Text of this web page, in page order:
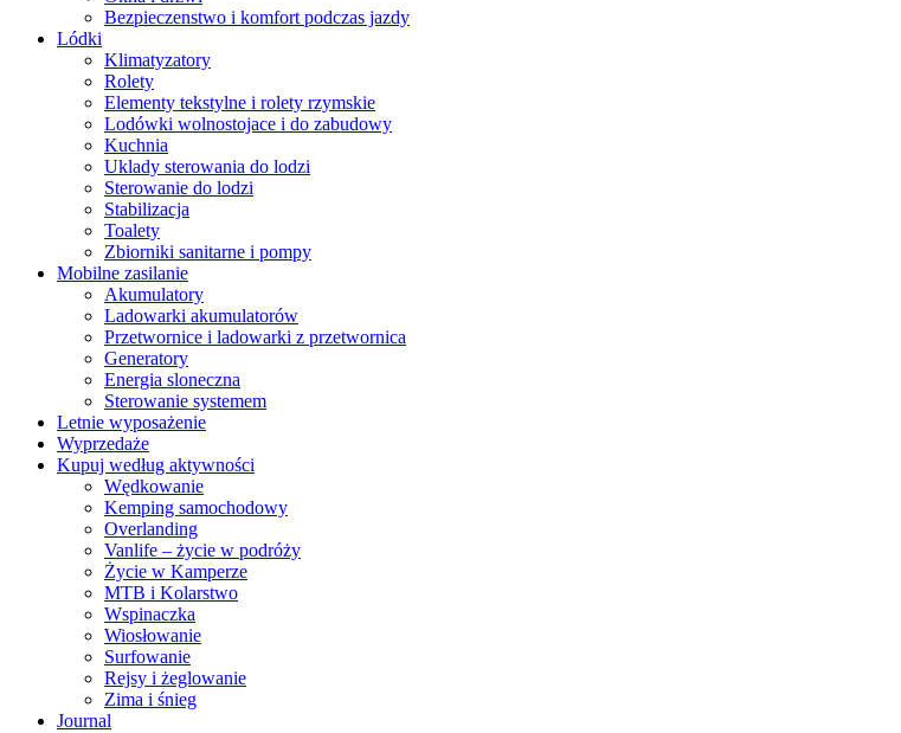
Bezpieczenstwo i komfort podczas jazdy
Lódki
Klimatyzatory
Rolety
Elementy tekstylne i rolety rzymskie
Lodówki wolnostojace i do zabudowy
Kuchnia
Uklady sterowania do lodzi
Sterowanie do lodzi
Stabilizacja
Toalety
Zbiorniki sanitarne i pompy
Mobilne zasilanie
Akumulatory
Ladowarki akumulatorów
Przetwornice i ladowarki z przetwornica
Generatory
Energia sloneczna
Sterowanie systemem
Letnie wyposażenie
Wyprzedaże
Kupuj według aktywności
Wędkowanie
Kemping samochodowy
Overlanding
Vanlife – życie w podróży
Życie w Kamperze
MTB i Kolarstwo
Wspinaczka
Wiosłowanie
Surfowanie
Rejsy i żeglowanie
Zima i śnieg
Journal